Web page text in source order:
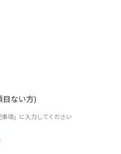
目ない方)
項」に入力してください